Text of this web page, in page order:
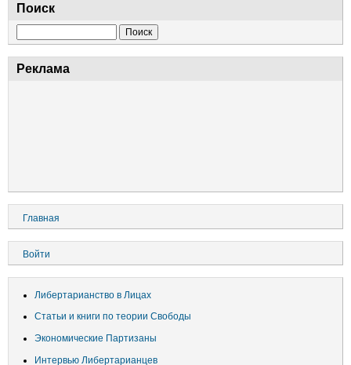
Поиск
Реклама
Основная
навигация
Главная
Меню
учётной
пользователя
Войти
Либертарианство в Лицах
Статьи и книги по теории Свободы
Экономические Партизаны
Интервью Либертарианцев